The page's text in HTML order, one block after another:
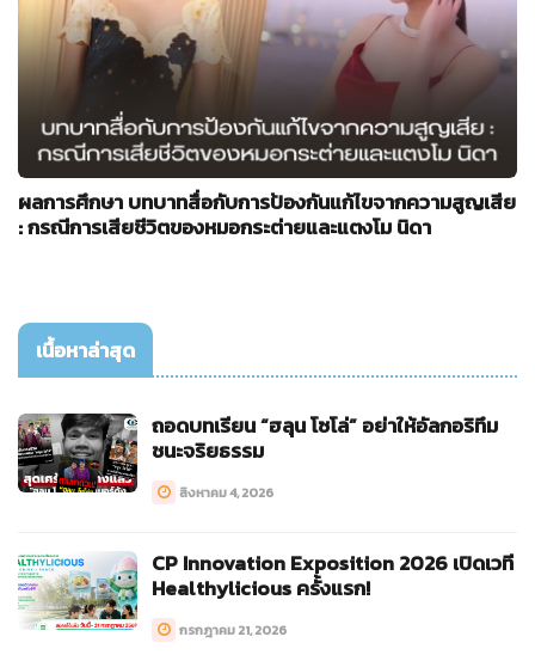
ผลการศึกษา บทบาทสื่อกับการป้องกันแก้ไขจากความสูญเสีย
: กรณีการเสียชีวิตของหมอกระต่ายและแตงโม นิดา
เนื้อหาล่าสุด
ถอดบทเรียน “ฮลุน โซโล่” อย่าให้อัลกอริทึม
ชนะจริยธรรม
สิงหาคม 4, 2026
CP Innovation Exposition 2026 เปิดเวที
Healthylicious ครั้งแรก!
กรกฎาคม 21, 2026